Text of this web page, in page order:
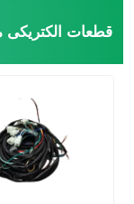
سیلندر موتور
قفل موتور
قطعات الکتریکی